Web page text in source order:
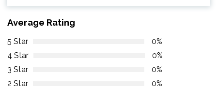
Average Rating
5 Star
0%
4 Star
0%
3 Star
0%
2 Star
0%